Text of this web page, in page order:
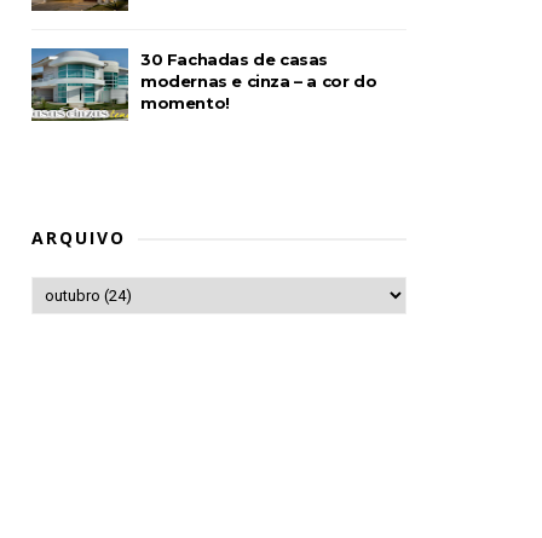
30 Fachadas de casas
modernas e cinza – a cor do
momento!
ARQUIVO